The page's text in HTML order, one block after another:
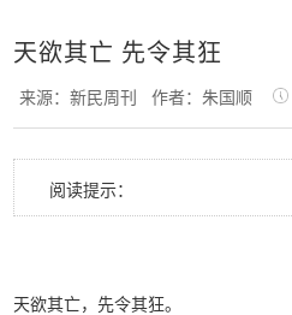
天欲其亡 先令其狂
来源：新民周刊作者：朱国顺
阅读提示：
天欲其亡，先令其狂。